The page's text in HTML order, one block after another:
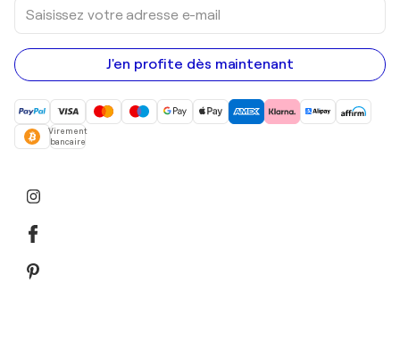
Saisissez
votre
adresse
e-
mail
J'en profite dès maintenant
Virement
bancaire